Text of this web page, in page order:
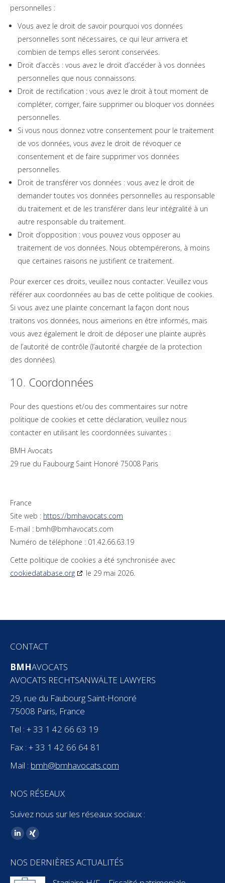
personnelles :
Vous avez le droit de savoir pourquoi vos données
personnelles sont nécessaires, ce qui leur arrivera et
combien de temps elles seront conservées.
Droit d’accès : vous avez le droit d’accéder à vos données
personnelles que nous connaissons.
Droit de rectification : vous avez le droit à tout moment de
compléter, corriger, faire supprimer ou bloquer vos données
personnelles.
Si vous nous donnez votre consentement pour le traitement
de vos données, vous avez le droit de révoquer ce
consentement et de faire supprimer vos données
personnelles.
Droit de transférer vos données : vous avez le droit de
demander toutes vos données personnelles au responsable
du traitement et de les transférer dans leur intégralité à un
autre responsable du traitement.
Droit d’opposition : vous pouvez vous opposer au
traitement de vos données. Nous obtempérerons, à moins
que certaines raisons ne justifient ce traitement.
Pour exercer ces droits, veuillez nous contacter. Veuillez vous
référer aux coordonnées au bas de cette politique de cookies.
Si vous avez une plainte concernant la façon dont nous
traitons vos données, nous aimerions en être informés, mais
vous avez également le droit de déposer une plainte auprès
de l’autorité de contrôle (l’autorité chargée de la protection
des données).
10. Coordonnées
Pour des questions et/ou des commentaires sur notre
politique de cookies et cette déclaration, veuillez nous
contacter en utilisant les coordonnées suivantes :
BMH Avocats
29 rue du Faubourg Saint Honoré 75008 Paris
France
Site web : https://bmhavocats.com
E-mail : bmh@bmhavocats.com
Numéro de téléphone : 01.42.66.63.19
Cette politique de cookies a été synchronisée avec
cookiedatabase.org
le 29 mai 2026.
CONTACT
BMHAVOCATS
AVOCATS RECHTSANWÄLTE LAWYERS
29, rue du Faubourg Saint-Honoré
75008 Paris, France
Tel : + 33 1 42 66 63 19
Fax : + 33 1 42 66 64 81
Mail : bmh@bmhavocats.com
NOS RÉSEAUX
Suivez nous sur les réseaux sociaux :
Trouvez nous sur :
LinkedIn
opens
in
XING
opens
in
NOS DERNIÈRES ACTUALITÉS